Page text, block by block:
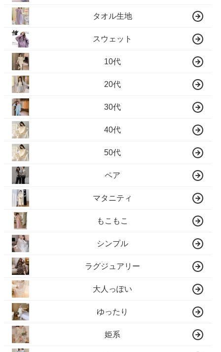
タオル生地
スウェット
10代
20代
30代
40代
50代
ペア
マタニティ
もこもこ
シンプル
ラグジュアリー
大人っぽい
ゆったり
姫系